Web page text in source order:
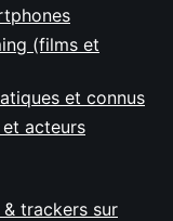
(films et
et connus
acteurs
trackers sur